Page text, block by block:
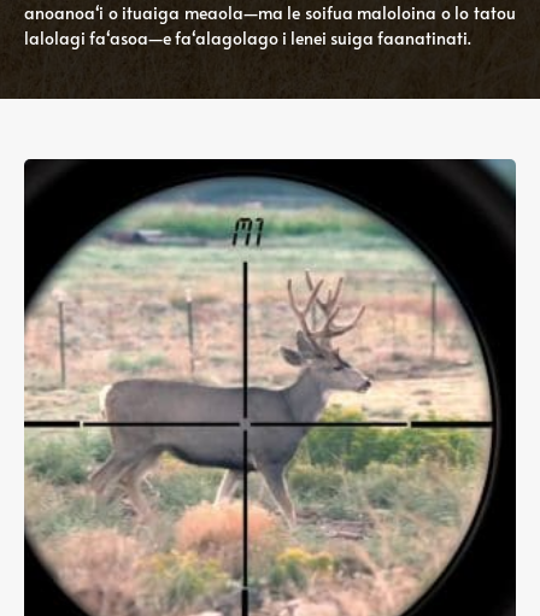
anoanoaʻi o ituaiga meaola—ma le soifua maloloina o lo tatou
lalolagi faʻasoa—e faʻalagolago i lenei suiga faanatinati.